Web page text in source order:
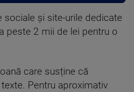
sociale și site-urile dedicate
peste 2 mii de lei pentru o
care susține că
Pentru aproximativ